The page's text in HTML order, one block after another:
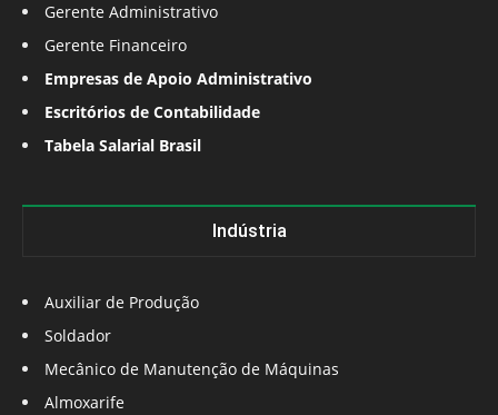
Gerente Administrativo
Gerente Financeiro
Empresas de Apoio Administrativo
Escritórios de Contabilidade
Tabela Salarial Brasil
Indústria
Auxiliar de Produção
Soldador
Mecânico de Manutenção de Máquinas
Almoxarife